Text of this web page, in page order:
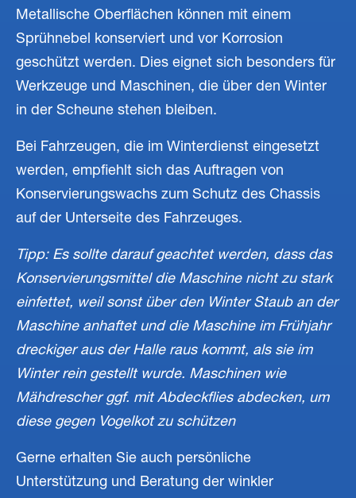
Metallische Oberflächen können mit einem
Sprühnebel konserviert und vor Korrosion
geschützt werden. Dies eignet sich besonders für
Werkzeuge und Maschinen, die über den Winter
in der Scheune stehen bleiben.
Bei Fahrzeugen, die im Winterdienst eingesetzt
werden, empfiehlt sich das Auftragen von
Konservierungswachs zum Schutz des Chassis
auf der Unterseite des Fahrzeuges.
Tipp: Es sollte darauf geachtet werden, dass das
Konservierungsmittel die Maschine nicht zu stark
einfettet, weil sonst über den Winter Staub an der
Maschine anhaftet und die Maschine im Frühjahr
dreckiger aus der Halle raus kommt, als sie im
Winter rein gestellt wurde. Maschinen wie
Mähdrescher ggf. mit Abdeckflies abdecken, um
diese gegen Vogelkot zu schützen
Gerne erhalten Sie auch persönliche
Unterstützung und Beratung der winkler